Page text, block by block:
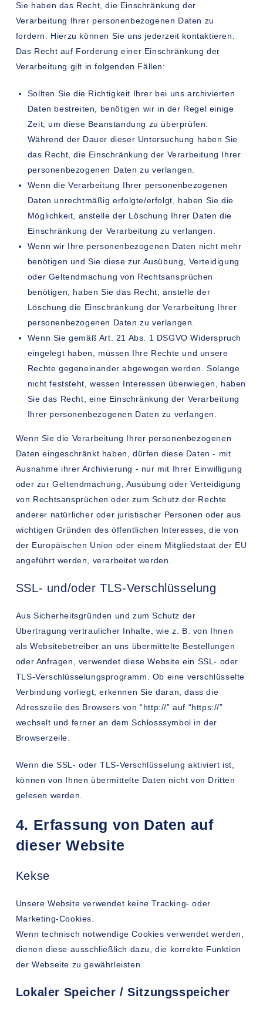
Sie haben das Recht, die Einschränkung der
Verarbeitung Ihrer personenbezogenen Daten zu
fordern. Hierzu können Sie uns jederzeit kontaktieren.
Das Recht auf Forderung einer Einschränkung der
Verarbeitung gilt in folgenden Fällen:
Sollten Sie die Richtigkeit Ihrer bei uns archivierten
Daten bestreiten, benötigen wir in der Regel einige
Zeit, um diese Beanstandung zu überprüfen.
Während der Dauer dieser Untersuchung haben Sie
das Recht, die Einschränkung der Verarbeitung Ihrer
personenbezogenen Daten zu verlangen.
Wenn die Verarbeitung Ihrer personenbezogenen
Daten unrechtmäßig erfolgte/erfolgt, haben Sie die
Möglichkeit, anstelle der Löschung Ihrer Daten die
Einschränkung der Verarbeitung zu verlangen.
Wenn wir Ihre personenbezogenen Daten nicht mehr
benötigen und Sie diese zur Ausübung, Verteidigung
oder Geltendmachung von Rechtsansprüchen
benötigen, haben Sie das Recht, anstelle der
Löschung die Einschränkung der Verarbeitung Ihrer
personenbezogenen Daten zu verlangen.
Wenn Sie gemäß Art. 21 Abs. 1 DSGVO Widerspruch
eingelegt haben, müssen Ihre Rechte und unsere
Rechte gegeneinander abgewogen werden. Solange
nicht feststeht, wessen Interessen überwiegen, haben
Sie das Recht, eine Einschränkung der Verarbeitung
Ihrer personenbezogenen Daten zu verlangen.
Wenn Sie die Verarbeitung Ihrer personenbezogenen
Daten eingeschränkt haben, dürfen diese Daten - mit
Ausnahme ihrer Archivierung - nur mit Ihrer Einwilligung
oder zur Geltendmachung, Ausübung oder Verteidigung
von Rechtsansprüchen oder zum Schutz der Rechte
anderer natürlicher oder juristischer Personen oder aus
wichtigen Gründen des öffentlichen Interesses, die von
der Europäischen Union oder einem Mitgliedstaat der EU
angeführt werden, verarbeitet werden.
SSL- und/oder TLS-Verschlüsselung
Aus Sicherheitsgründen und zum Schutz der
Übertragung vertraulicher Inhalte, wie z. B. von Ihnen
als Websitebetreiber an uns übermittelte Bestellungen
oder Anfragen, verwendet diese Website ein SSL- oder
TLS-Verschlüsselungsprogramm. Ob eine verschlüsselte
Verbindung vorliegt, erkennen Sie daran, dass die
Adresszeile des Browsers von “http://” auf “https://”
wechselt und ferner an dem Schlosssymbol in der
Browserzeile.
Wenn die SSL- oder TLS-Verschlüsselung aktiviert ist,
können von Ihnen übermittelte Daten nicht von Dritten
gelesen werden.
4. Erfassung von Daten auf
dieser Website
Kekse
Unsere Website verwendet keine Tracking- oder
Marketing-Cookies.
Wenn technisch notwendige Cookies verwendet werden,
dienen diese ausschließlich dazu, die korrekte Funktion
der Webseite zu gewährleisten.
Lokaler Speicher / Sitzungsspeicher